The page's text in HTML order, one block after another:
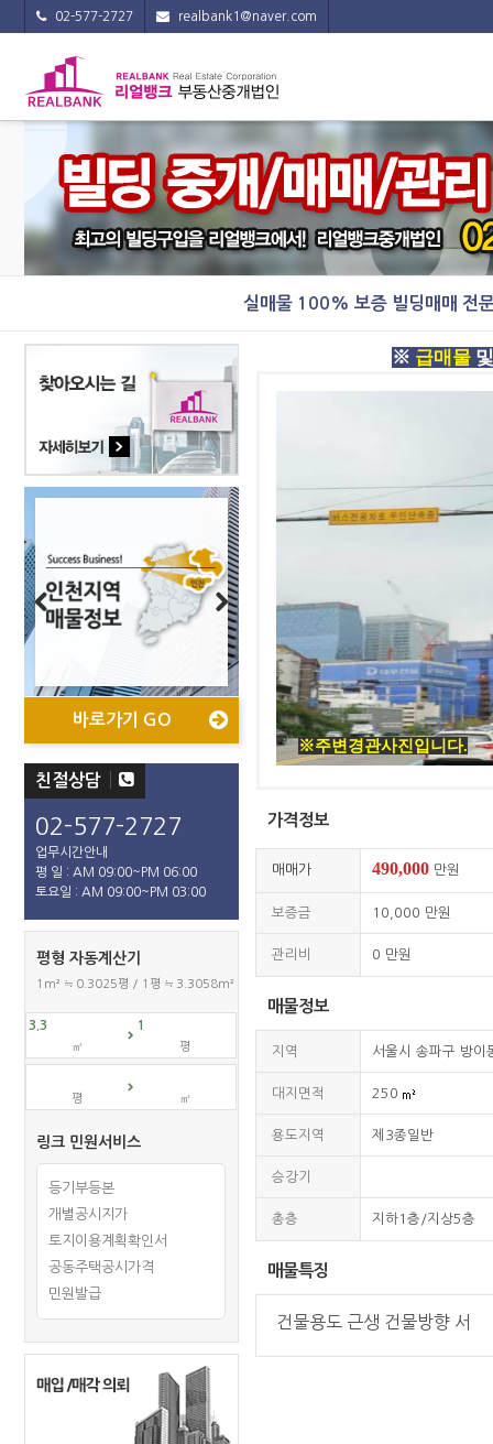
02-577-2727 realbank1@naver.com
실매물 100% 보증 빌딩매매 전
바로가기 GO
바로가기 GO
바로가기 GO
바로가기 GO
Previous Next
친절상담
02-577-2727
업무시간안내
평 일 : AM 09:00~PM 06:00
토요일 : AM 09:00~PM 03:00
평형 자동계산기
1m² ≒ 0.3025평 / 1평 ≒ 3.3058m²
㎡ 평
평 ㎡
링크 민원서비스
등기부등본
개별공시지가
토지이용계획확인서
공동주택공시가격
민원발급
※ 급매물
※주변경관사진입니다.
가격정보
매매가 490,000 만원
보증금 10,000 만원
관리비 0 만원
매물정보
지역 서울시 송파구 방
대지면적 250
용도지역 제3종일반
승강기
총층 지하1층/지상5층
매물특징
건물용도 근생 건물방향 서